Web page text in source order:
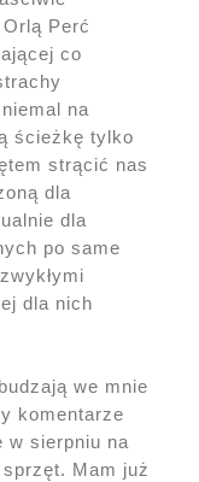
Perć
co
na
ścieżkę tylko
strącić nas
dla
dla
po same
dla nich
we mnie
komentarze
w sierpniu na
Mam już